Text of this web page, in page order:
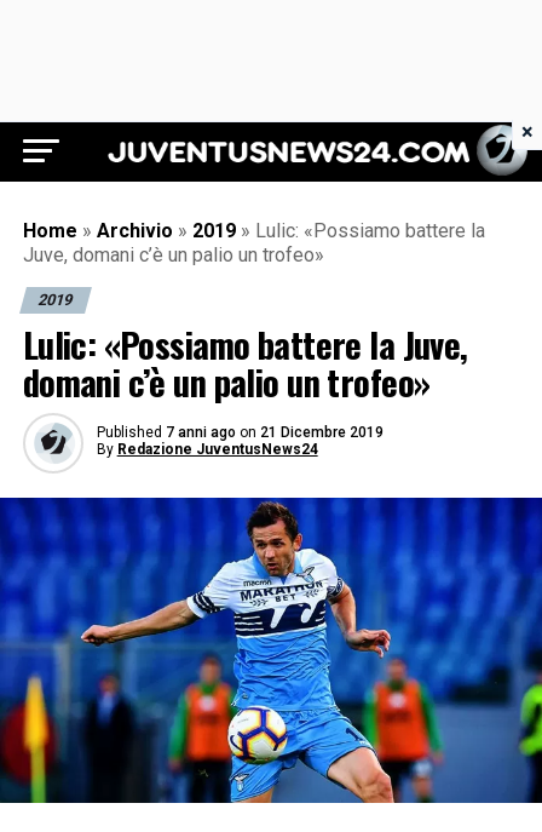
Juventus News 24
Home » Archivio » 2019 » Lulic: «Possiamo battere la
Juve, domani c’è un palio un trofeo»
2019
Lulic: «Possiamo battere la Juve,
domani c’è un palio un trofeo»
Published 7 anni ago on 21 Dicembre 2019
By Redazione JuventusNews24
×